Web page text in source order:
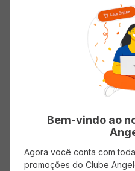
Refresco TIAL Minecraft Uva
(0 avaliações)
( R$ 12,45/l )Bem-vindo ao
Agora você conta com
promoções do Clube